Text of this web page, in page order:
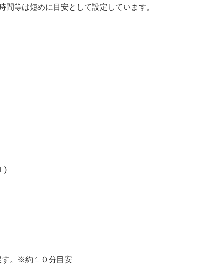
等は短めに目安として設定しています。
)
す。※約１０分目安